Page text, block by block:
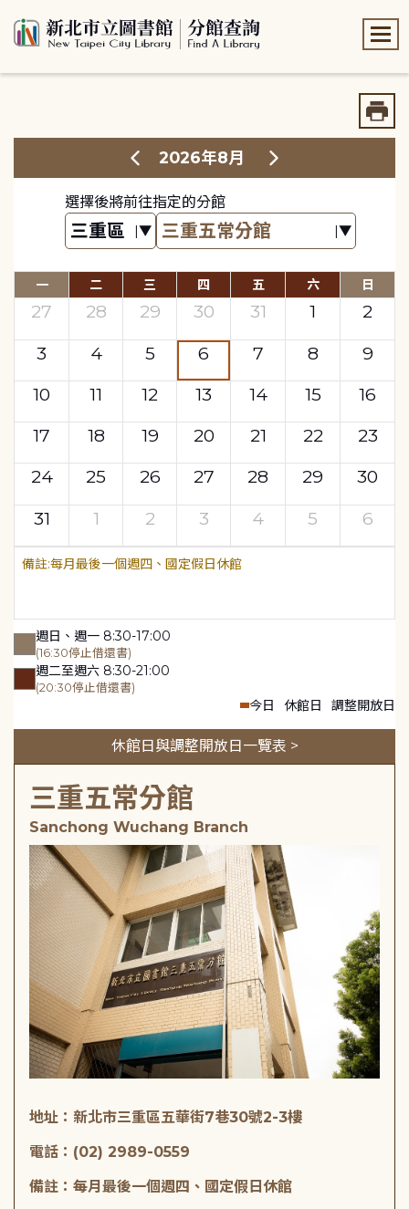
2026年8月
選擇後將前往指定的分館
一 二 三 四 五 六 日
27 28 29 30 31 1
2
3
4 5 6 7 8
9
10
11 12 13 14 15
16
17
18 19 20 21 22
23
24
25 26 27 28 29
30
31
1 2 3 4 5 6
每月最後一個週四、國定假日休館
週日、週一 8:30-17:00
(16:30停止借還書)
週二至週六 8:30-21:00
(20:30停止借還書)
今日 休館日 調整開放日
休館日與調整開放日一覽表 >
三重五常分館
Sanchong Wuchang Branch
地址：新北市三重區五華街7巷30號2-3樓
電話：(02) 2989-0559
備註：每月最後一個週四、國定假日休館